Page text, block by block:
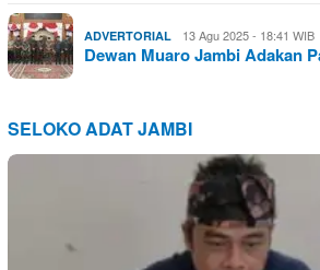
ADVERTORIAL 13 Agu 2025 - 18:41 WIB
Dewan Muaro Jambi Adakan
SELOKO ADAT JAMBI